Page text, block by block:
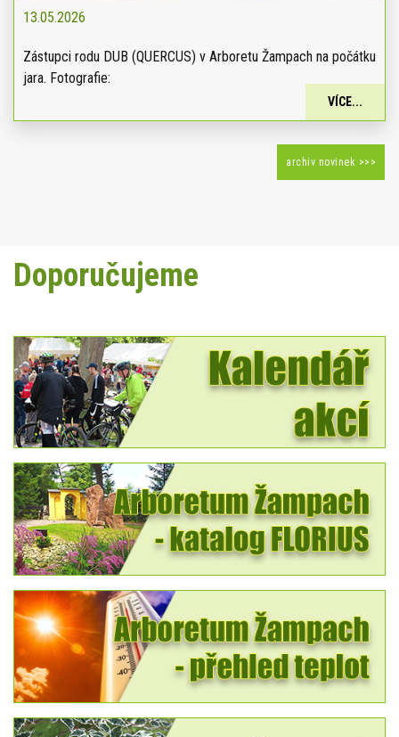
13.05.2026
Zástupci rodu DUB (QUERCUS) v Arboretu Žampach na počátku
jara. Fotografie:
VÍCE...
archiv novinek >>>
Doporučujeme